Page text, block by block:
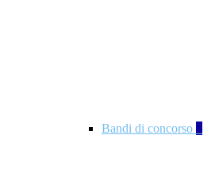
Bandi di concorso 2